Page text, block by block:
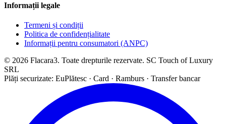
Informații legale
Termeni și condiții
Politica de confidențialitate
Informații pentru consumatori (ANPC)
© 2026 Flacara3. Toate drepturile rezervate. SC Touch of Luxury
SRL
Plăți securizate: EuPlătesc · Card · Ramburs · Transfer bancar